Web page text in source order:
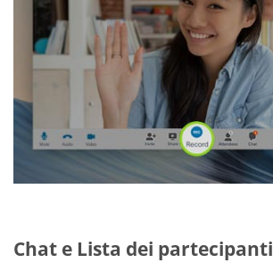
Chat e Lista dei partecipanti